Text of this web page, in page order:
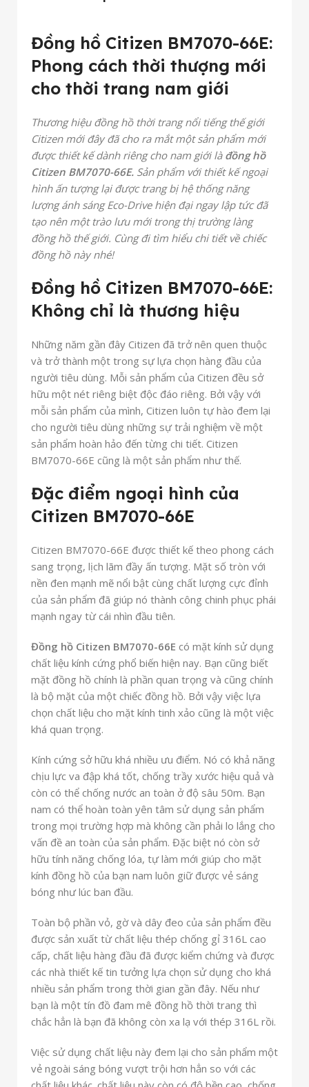
Đồng hồ Citizen BM7070-66E:
Phong cách thời thượng mới
cho thời trang nam giới
Thương hiệu đồng hồ thời trang nổi tiếng thế giới
Citizen mới đây đã cho ra mắt một sản phẩm mới
được thiết kế dành riêng cho nam giới là đồng hồ
Citizen BM7070-66E. Sản phẩm với thiết kế ngoại
hình ấn tượng lại được trang bị hệ thống năng
lượng ánh sáng Eco-Drive hiện đại ngay lập tức đã
tạo nên một trào lưu mới trong thị trường làng
đồng hồ thế giới. Cùng đi tìm hiểu chi tiết về chiếc
đồng hồ này nhé!
Đồng hồ Citizen BM7070-66E:
Không chỉ là thương hiệu
Những năm gần đây Citizen đã trở nên quen thuộc
và trở thành một trong sự lựa chọn hàng đầu của
người tiêu dùng. Mỗi sản phẩm của Citizen đều sở
hữu một nét riêng biệt độc đáo riêng. Bởi vậy với
mỗi sản phẩm của mình, Citizen luôn tự hào đem lại
cho người tiêu dùng những sự trải nghiệm về một
sản phẩm hoàn hảo đến từng chi tiết. Citizen
BM7070-66E cũng là một sản phẩm như thế.
Đặc điểm ngoại hình của
Citizen BM7070-66E
Citizen BM7070-66E được thiết kế theo phong cách
sang trọng, lịch lãm đầy ấn tượng. Mặt số tròn với
nền đen mạnh mẽ nổi bật cùng chất lượng cực đỉnh
của sản phẩm đã giúp nó thành công chinh phục phái
mạnh ngay từ cái nhìn đầu tiên.
Đồng hồ Citizen BM7070-66E có mặt kính sử dụng
chất liệu kính cứng phổ biến hiện nay. Bạn cũng biết
mặt đồng hồ chính là phần quan trọng và cũng chính
là bộ mặt của một chiếc đồng hồ. Bởi vậy việc lựa
chọn chất liệu cho mặt kính tinh xảo cũng là một việc
khá quan trọng.
Kính cứng sở hữu khá nhiều ưu điểm. Nó có khả năng
chịu lực va đập khá tốt, chống trầy xước hiệu quả và
còn có thể chống nước an toàn ở độ sâu 50m. Bạn
nam có thể hoàn toàn yên tâm sử dụng sản phẩm
trong mọi trường hợp mà không cần phải lo lắng cho
vấn đề an toàn của sản phẩm. Đặc biệt nó còn sở
hữu tính năng chống lóa, tự làm mới giúp cho mặt
kính đồng hồ của bạn nam luôn giữ được vẻ sáng
bóng như lúc ban đầu.
Toàn bộ phần vỏ, gờ và dây đeo của sản phẩm đều
được sản xuất từ chất liệu thép chống gỉ 316L cao
cấp, chất liệu hàng đầu đã được kiểm chứng và được
các nhà thiết kế tin tưởng lựa chọn sử dụng cho khá
nhiều sản phẩm trong thời gian gần đây. Nếu như
bạn là một tín đồ đam mê đồng hồ thời trang thì
chắc hẳn là bạn đã không còn xa lạ với thép 316L rồi.
Việc sử dụng chất liệu này đem lại cho sản phẩm một
vẻ ngoài sáng bóng vượt trội hơn hẳn so với các